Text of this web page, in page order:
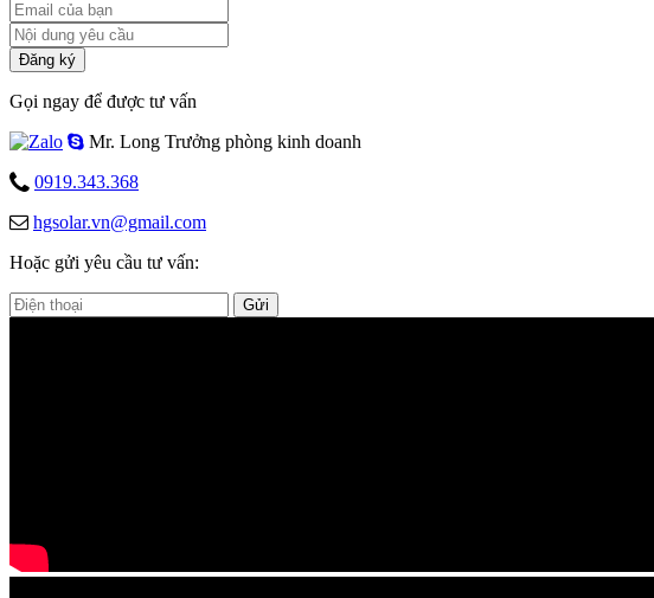
Đăng ký
Gọi ngay để được tư vấn
Mr. Long Trưởng phòng kinh doanh
0919.343.368
hgsolar.vn@gmail.com
Hoặc gửi yêu cầu tư vấn:
Gửi